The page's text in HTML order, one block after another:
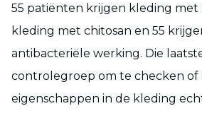
55 patiënten krijgen kleding met
kleding met chitosan en 55
antibacteriële werking. Die
controlegroep om te checken of
eigenschappen in de kleding